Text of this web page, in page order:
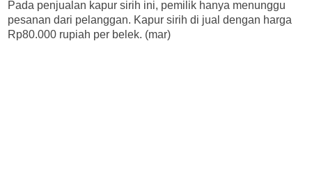
Pada penjualan kapur sirih ini, pemilik hanya menunggu
pesanan dari pelanggan. Kapur sirih di jual dengan harga
Rp80.000 rupiah per belek. (mar)